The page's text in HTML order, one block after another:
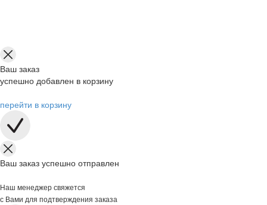
Ваш заказ
успешно добавлен в корзину
перейти в корзину
Ваш заказ успешно отправлен
Наш менеджер свяжется
с Вами для подтверждения заказа